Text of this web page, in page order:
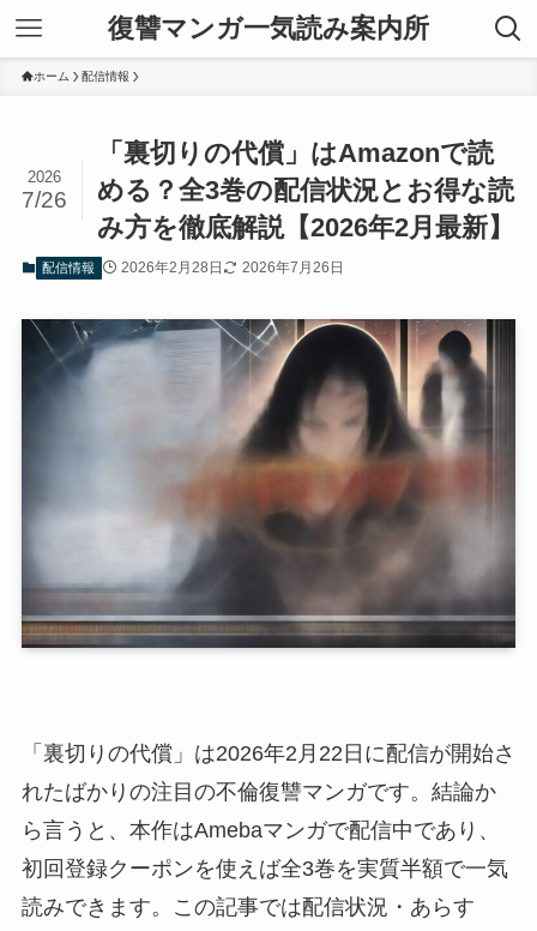
復讐マンガ一気読み案内所
ホーム 配信情報
「裏切りの代償」はAmazonで読
める？全3巻の配信状況とお得な読
み方を徹底解説【2026年2月最新】
2026
7/26
配信情報 2026年2月28日 2026年7月26日
「裏切りの代償」は2026年2月22日に配信が開始さ
れたばかりの注目の不倫復讐マンガです。結論か
ら言うと、本作はAmebaマンガで配信中であり、
初回登録クーポンを使えば全3巻を実質半額で一気
読みできます。この記事では配信状況・あらす